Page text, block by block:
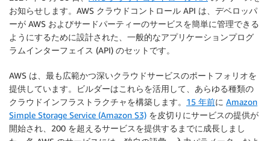
お知らせします。AWS クラウドコントロール API は、デベロッパ
ーが AWS およびサードパーティーのサービスを簡単に管理できる
ようにするために設計された、一般的なアプリケーションプログ
ラムインターフェイス (API) のセットです。
AWS は、最も広範かつ深いクラウドサービスのポートフォリオを
提供しています。ビルダーはこれらを活用して、あらゆる種類の
クラウドインフラストラクチャを構築します。 15 年前に Amazon
Simple Storage Service (Amazon S3) を皮切りにサービスの提供が
開始され、200 を超えるサービスを提供するまでに成長しまし